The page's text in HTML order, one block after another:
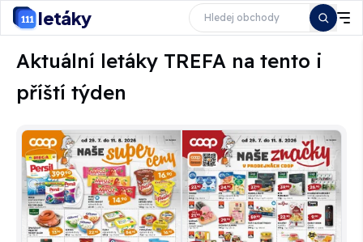
letáky
Aktuální letáky TREFA na tento i
příští týden